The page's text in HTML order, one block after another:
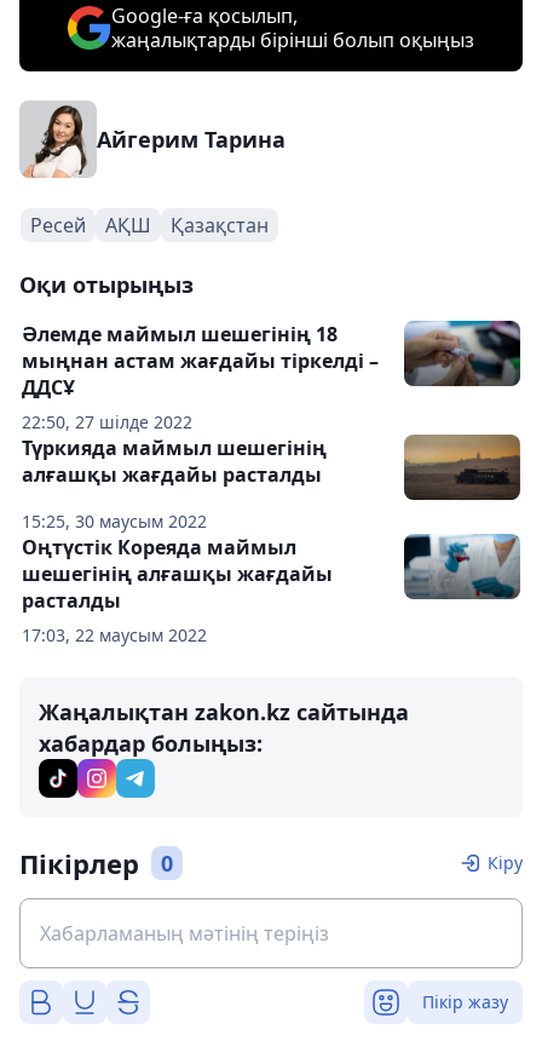
Google-ға қосылып,
жаңалықтарды бірінші болып оқыңыз
Айгерим Тарина
Ресей АҚШ Қазақстан
Оқи отырыңыз
22:50, 27 шілде 2022
Әлемде маймыл шешегінің 18
мыңнан астам жағдайы тіркелді –
ДДСҰ
15:25, 30 маусым 2022
Түркияда маймыл шешегінің
алғашқы жағдайы расталды
17:03, 22 маусым 2022
Оңтүстік Кореяда маймыл
шешегінің алғашқы жағдайы
расталды
Жаңалықтан zakon.kz сайтында
хабардар болыңыз:
Пікірлер 0 Кіру
Пікір жазу